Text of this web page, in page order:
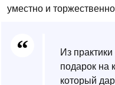
уместно и
Из
подарок на
который